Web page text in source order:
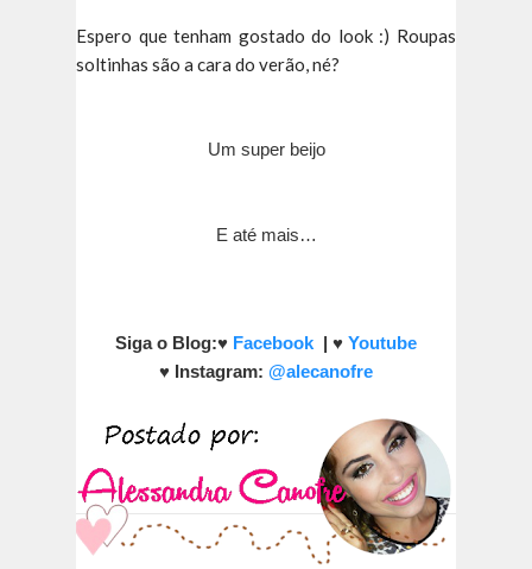
Espero que tenham gostado do look :) Roupas
soltinhas são a cara do verão, né?
Um super beijo
E até mais…
Siga o Blog:♥ Facebook | ♥ Youtube
♥ Instagram: @alecanofre